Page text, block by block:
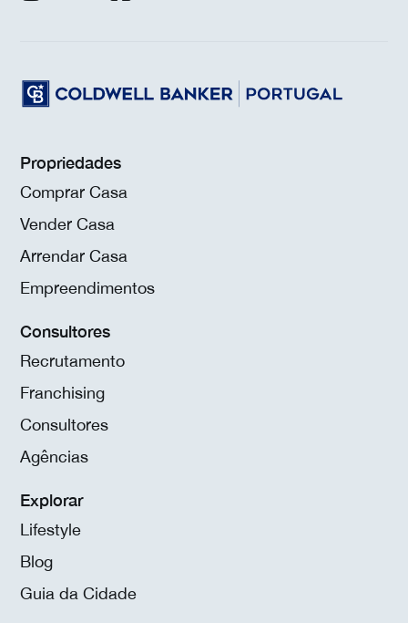
Propriedades
Comprar Casa
Vender Casa
Arrendar Casa
Empreendimentos
Consultores
Recrutamento
Franchising
Consultores
Agências
Explorar
Lifestyle
Blog
Guia da Cidade